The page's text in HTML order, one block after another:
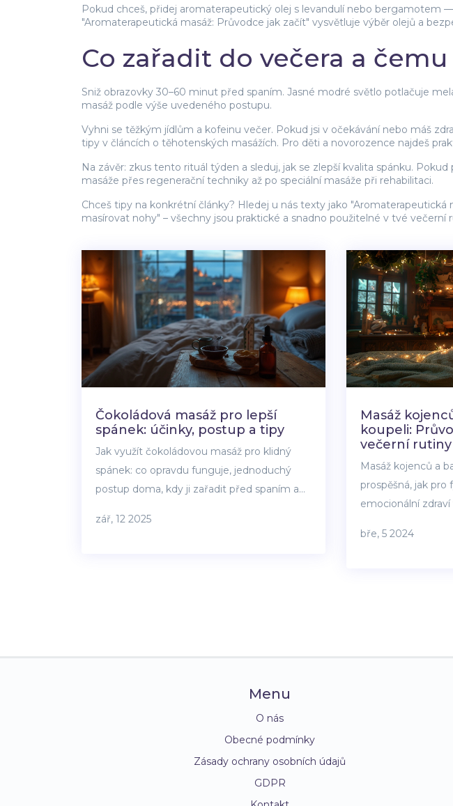
Pokud chceš, přidej aromaterapeutický olej s levandulí nebo bergamotem
"Aromaterapeutická masáž: Průvodce jak začít" vysvětluje výběr olejů a
Co zařadit do večera a
Sniž obrazovky 30–60 minut před spaním. Jasné modré světlo potlačuje
masáž podle výše uvedeného postupu.
Vyhni se těžkým jídlům a kofeinu večer. Pokud jsi v očekávání nebo máš
tipy v článcích o těhotenských masážích. Pro děti a novorozence najdeš
Na závěr: zkus tento rituál týden a sleduj, jak se zlepší kvalita spánku.
masáže přes regenerační techniky až po speciální masáže při rehabilitaci.
Chceš tipy na konkrétní články? Hledej u nás texty jako "Aromaterapeutická
masírovat nohy" – všechny jsou praktické a snadno použitelné v tvé večerní
Čokoládová masáž pro lepší
spánek: účinky, postup a tipy
Jak využít čokoládovou masáž pro klidný
spánek: co opravdu funguje, jednoduchý
postup doma, kdy ji zařadit před spaním a
zář, 12 2025
Masáž
koupeli:
večerní rutiny
Masáž kojenců a
prospěšná, jak pro
emocionální
začlenit masáž do
bře, 5 2024
Menu
O nás
Obecné podmínky
Zásady ochrany osobních údajů
GDPR